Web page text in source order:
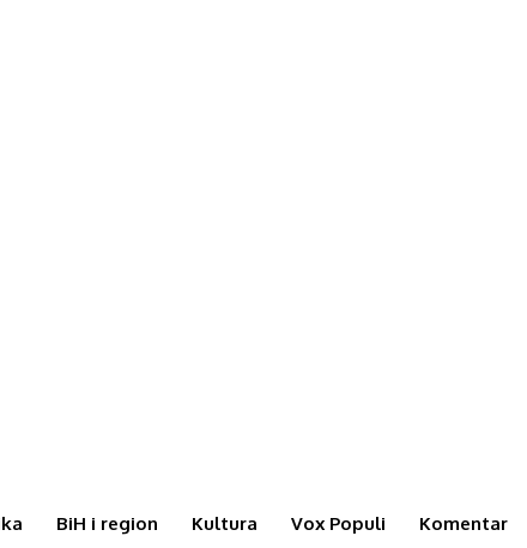
BiH i region Kultura Vox Populi Komentar